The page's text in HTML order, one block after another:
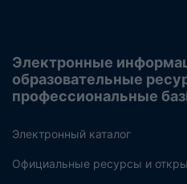
Электронные
образовательные
профессиональные
Электронный каталог
Официальные ресурсы и